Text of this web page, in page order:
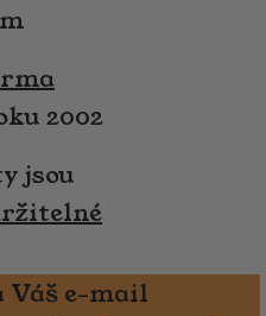
2002
jsou
Váš e-mail